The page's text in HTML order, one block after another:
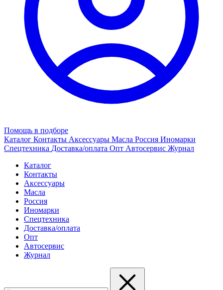
Помощь в подборе
Каталог Контакты Аксессуары Масла Россия Иномарки
Спецтехника Доставка/оплата Опт Автосервис Журнал
Каталог
Контакты
Аксессуары
Масла
Россия
Иномарки
Спецтехника
Доставка/оплата
Опт
Автосервис
Журнал